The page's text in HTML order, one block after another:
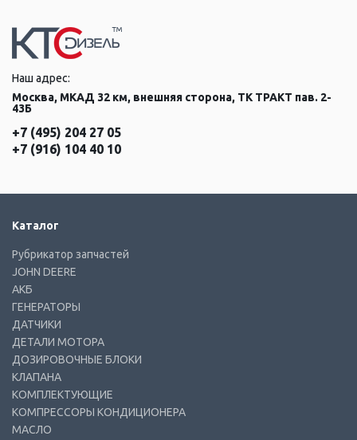
Наш адрес:
Москва, МКАД 32 км, внешняя сторона, ТК ТРАКТ пав. 2-
43Б
+7 (495) 204 27 05
+7 (916) 104 40 10
Каталог
Рубрикатор запчастей
JOHN DEERE
АКБ
ГЕНЕРАТОРЫ
ДАТЧИКИ
ДЕТАЛИ МОТОРА
ДОЗИРОВОЧНЫЕ БЛОКИ
КЛАПАНА
КОМПЛЕКТУЮЩИЕ
КОМПРЕССОРЫ КОНДИЦИОНЕРА
МАСЛО